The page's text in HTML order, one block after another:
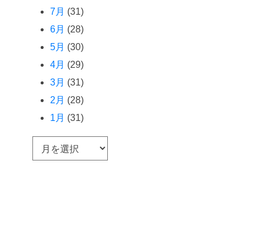
7月 (31)
6月 (28)
5月 (30)
4月 (29)
3月 (31)
2月 (28)
1月 (31)
ー